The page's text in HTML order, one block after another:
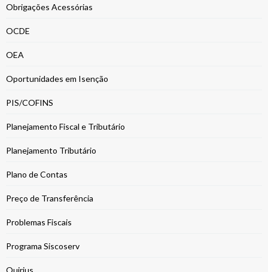
Obrigações Acessórias
OCDE
OEA
Oportunidades em Isenção
PIS/COFINS
Planejamento Fiscal e Tributário
Planejamento Tributário
Plano de Contas
Preço de Transferência
Problemas Fiscais
Programa Siscoserv
Quirius